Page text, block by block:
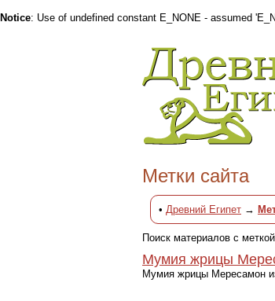
Notice: Use of undefined constant E_NONE - assumed
Метки сайта
• Древний Египет →
Поиск материалов с
Мумия жрицы
Мумия жрицы Мересамон